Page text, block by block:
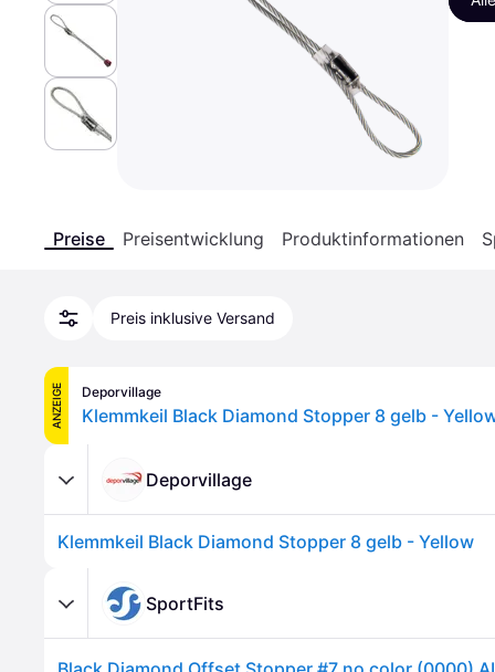
Alle Shops
Preise Preisentwicklung Produktinformationen
Preis inklusive Versand
ANZEIGE Deporvillage
Klemmkeil Black Diamond Stopper 8 gelb -
Deporvillage
Klemmkeil Black Diamond Stopper 8 gelb - Yellow
SportFits